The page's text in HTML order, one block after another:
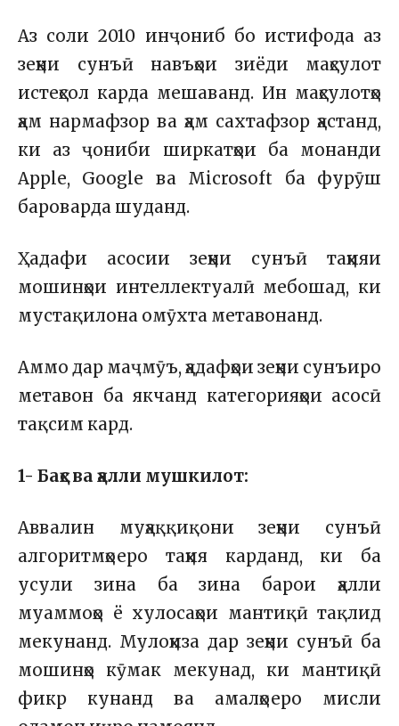
Аз соли 2010 инҷониб бо истифода аз
зеҳни сунъӣ навъҳои зиёди маҳсулот
истеҳсол карда мешаванд. Ин маҳсулотҳо
ҳам нармафзор ва ҳам сахтафзор ҳастанд,
ки аз ҷониби ширкатҳои ба монанди
Apple, Google ва Microsoft ба фурӯш
бароварда шуданд.
Ҳадафи асосии зеҳни сунъӣ таҳияи
мошинҳои интеллектуалӣ мебошад, ки
мустақилона омӯхта метавонанд.
Аммо дар маҷмӯъ, ҳадафҳои зеҳни сунъиро
метавон ба якчанд категорияҳои асосӣ
тақсим кард.
1- Баҳс ва ҳалли мушкилот:
Аввалин муҳаққиқони зеҳни сунъӣ
алгоритмҳоеро таҳия карданд, ки ба
усули зина ба зина барои ҳалли
муаммоҳо ё хулосаҳои мантиқӣ тақлид
мекунанд. Мулоҳиза дар зеҳни сунъӣ ба
мошинҳо кӯмак мекунад, ки мантиқӣ
фикр кунанд ва амалҳоеро мисли